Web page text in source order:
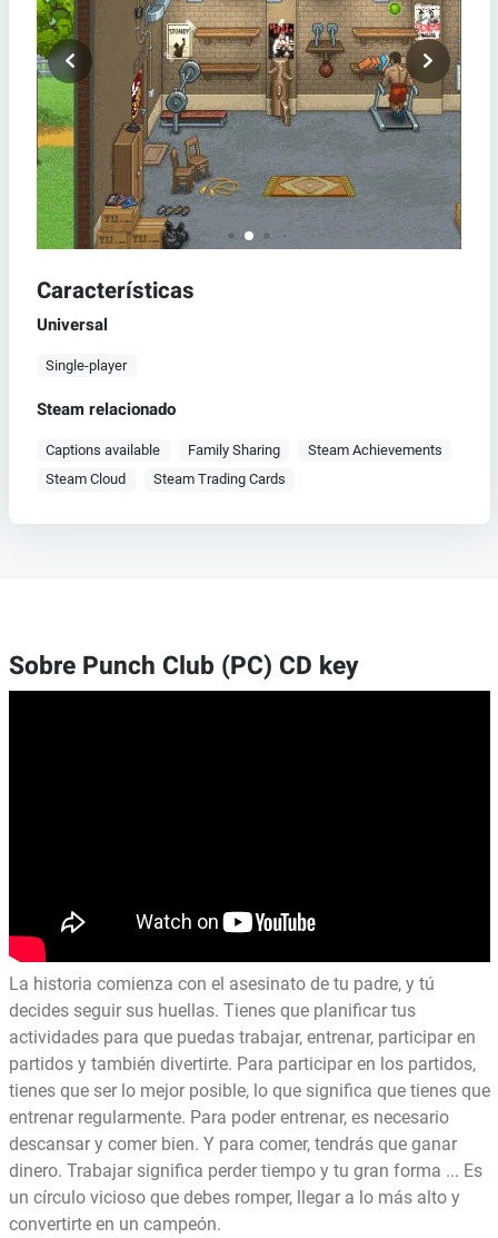
Características
Universal
Single-player
Steam relacionado
Captions available Family Sharing
Steam Achievements
Steam Cloud
Steam Trading Cards
Sobre Punch Club (PC) CD key
La historia comienza con el asesinato de tu padre, y tú
decides seguir sus huellas. Tienes que planificar tus
actividades para que puedas trabajar, entrenar, participar en
partidos y también divertirte. Para participar en los partidos,
tienes que ser lo mejor posible, lo que significa que tienes que
entrenar regularmente. Para poder entrenar, es necesario
descansar y comer bien. Y para comer, tendrás que ganar
dinero. Trabajar significa perder tiempo y tu gran forma ... Es
un círculo vicioso que debes romper, llegar a lo más alto y
convertirte en un campeón.